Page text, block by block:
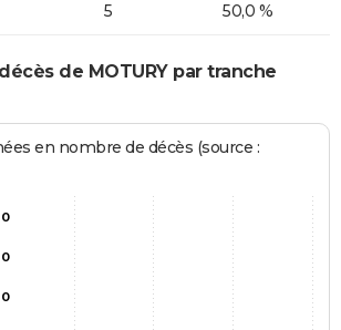
5 50,0 %
de MOTURY par tranche
en nombre de décès (source :
0
0
0